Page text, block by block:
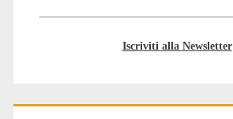
Iscriviti alla Newsletter